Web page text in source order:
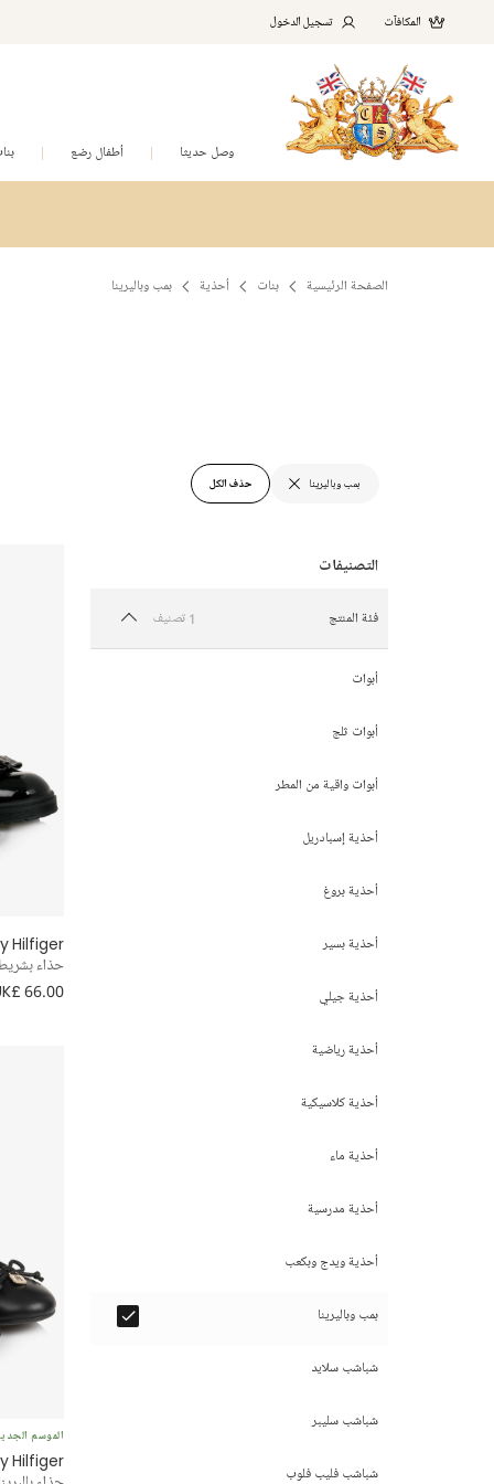
المكافآت تسجيل الدخول
وصل حديثا أطفال رضع
الصفحة الرئيسية بنات أحذية بمب وباليرينا
حذف الكل بمب وباليرينا
فئة المنتج 1 تصنيف
أبوات
أبوات ثلج
أبوات واقية من المطر
أحذية إسبادريل
أحذية بروغ
أحذية بسير
أحذية جيلي
أحذية رياضية
أحذية كلاسيكية
أحذية ماء
أحذية مدرسية
أحذية ويدج وبكعب
بمب وباليرينا
شباشب سلايد
شباشب سليبر
شباشب فليب فلوب
Hilfiger
حذاء
66.00
الموسم
Hilfiger